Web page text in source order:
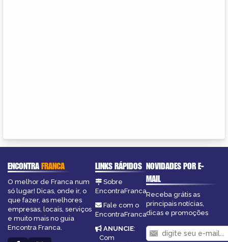
ENCONTRAFRANCA
O melhor de Franca num
só lugar! Dicas, onde ir, o
que fazer, as melhores
empresas, locais, serviços
e muito mais no guia
Encontra Franca.
LINKS RÁPIDOS
Sobre
EncontraFranca
Fale com o
EncontraFranca
ANUNCIE:
Com
NOVIDADES POR E-
MAIL
Receba grátis as
principais notícias,
dicas e promoções